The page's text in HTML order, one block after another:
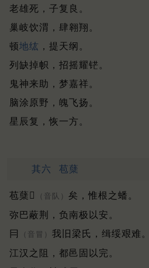
老雄死，子复良。
巢岐饮渭，肆翱翔。
顿地纮 ，提天纲。
列缺掉帜，招摇耀铓。
鬼神来助，梦嘉祥。
脑涂原野，魄飞扬。
星辰复，恢一方。
其六 苞蘖
苞蘖𪒶 （音队） 矣，惟根之蟠。
弥巴蔽荆，负南极以安。
冃
（音冒） 我旧梁氏，缉绥艰难。
江汉之阻，都邑固以完。